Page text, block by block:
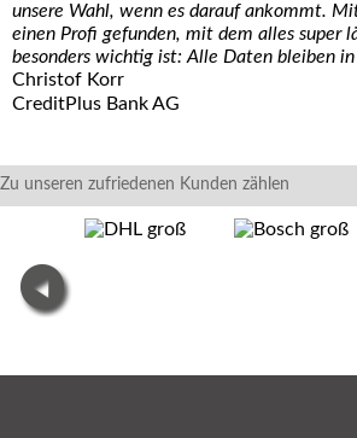
unsere Wahl, wenn es darauf ankommt.
einen Profi gefunden, mit dem alles super
besonders wichtig ist: Alle Daten bleiben
Christof Korr
CreditPlus Bank AG
Zu unseren zufriedenen Kunden zählen